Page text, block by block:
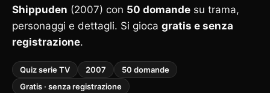
Shippuden (2007) con 50 domande su trama,
personaggi e dettagli. Si gioca gratis e senza
registrazione.
Quiz serie TV 2007
50 domande
Gratis · senza registrazione